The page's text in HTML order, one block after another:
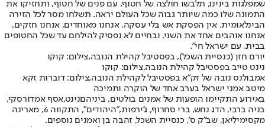
שמפלגות בינינו, תלבשו חולצה של חטוף, עם פנים של חטוף, ותחזיקו את
התמונה שלו כמה שיותר גבוה שכל העולם יראה. תשלחו מסר לכל הזירה
הבינלאומית. אין הפסקת אש בלי עסקה. אנחנו מאוחדים, אנחנו חזקים,
אנחנו אוהבים אחד את השני, ובחיים לא נפסיק להילחם עד שכל החטופים
בבית. עם ישראל חי".
יורם חזן (כנסיית השכל), בפסטיבל קהילת הנובה,צילום: קוקו
נינט טייב בפסטיבל קהילת הנובה,צילום: קוקו
אמבולנס נובה של זק"א בפסטיבל לקהילת הנובה,צילום: דוברות זקא
מיטב אמני ישראל בערב אחד של הוקרה ותמיכה
באירוע התקיימו הופעות של אמנים בולטים, ביניהםנינט,אסף אמדורסקי,
בניה ברבי, הדג נחש, ברי סחרוף, ג'ירפות,"היהודים"
, התקווה 6, מארינה
מקסימיליאן, שב"ק ס', כנסיית השכל, זהבה בן ואמנים נוספים.